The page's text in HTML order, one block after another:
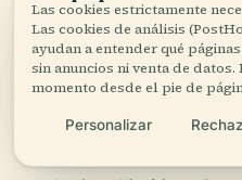
Nomes da cultura
2024, Metrópoles
Las cookies estrictamente
Las cookies de análisis
ayudan a entender qué
sin anuncios ni venta de
momento desde el pie de
Personalizar